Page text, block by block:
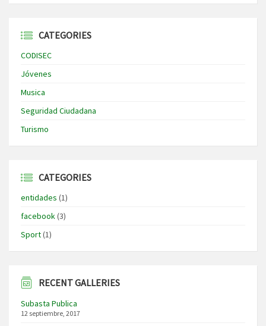
CATEGORIES
CODISEC
Jóvenes
Musica
Seguridad Ciudadana
Turismo
CATEGORIES
entidades (1)
facebook(3)
Sport(1)
RECENT GALLERIES
Subasta Publica
12 septiembre, 2017